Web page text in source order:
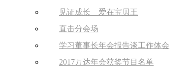
见证成长 爱在宝贝王
直击分会场
学习董事长年会报告谈工作体会
2017万达年会获奖节目名单